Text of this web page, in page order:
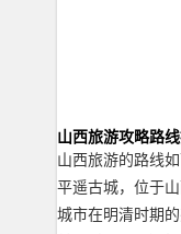
山西旅游攻略路
山西旅游的路线如
平遥古城，位于
城市在明清时期